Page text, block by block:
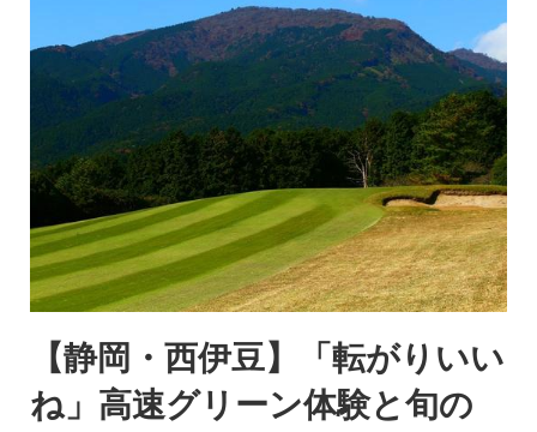
【静岡・西伊豆】「転がりいい
ね」高速グリーン体験と旬の